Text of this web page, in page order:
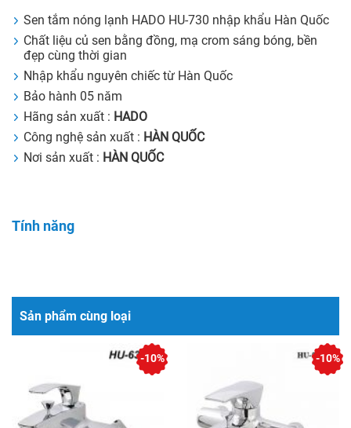
Sen tắm nóng lạnh HADO HU-730 nhập khẩu Hàn Quốc
Chất liệu củ sen bằng đồng, mạ crom sáng bóng, bền
đẹp cùng thời gian
Nhập khẩu nguyên chiếc từ Hàn Quốc
Bảo hành 05 năm
Hãng sản xuất : HADO
Công nghệ sản xuất : HÀN QUỐC
Nơi sản xuất : HÀN QUỐC
Tính năng
Sản phẩm cùng loại
-10% -10%